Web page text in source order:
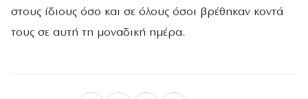
στους ίδιους όσο και σε όλους όσοι βρέθηκαν κοντά
τους σε αυτή τη μοναδική ημέρα.